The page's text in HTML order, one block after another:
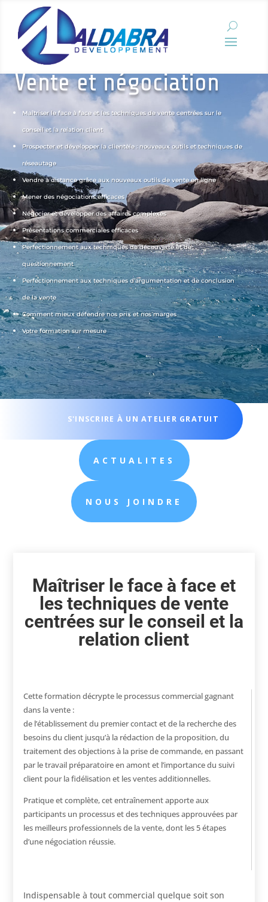
Vente et négociation
Maîtriser le face à face et les techniques de vente centrées sur le
conseil et la relation client
Prospecter et développer la clientèle : nouveaux outils et techniques de
réseautage
Vendre à distance grâce aux nouveaux outils de vente en ligne
Mener des négociations efficaces
Négocier et développer des affaires complexes
Présentations commerciales efficaces
Perfectionnement aux techniques de découverte et de
questionnement
Perfectionnement aux techniques d’argumentation et de conclusion
de la vente
Comment mieux défendre nos prix et nos marges
Votre formation sur mesure
S'INSCRIRE À UN ATELIER GRATUIT
ACTUALITES
NOUS JOINDRE
Maîtriser le face à face et
les techniques de vente
centrées sur le conseil et la
relation client
Cette formation décrypte le processus commercial gagnant
dans la vente :
de l’établissement du premier contact et de la recherche des
besoins du client jusqu’à la rédaction de la proposition, du
traitement des objections à la prise de commande, en passant
par le travail préparatoire en amont et l’importance du suivi
client pour la fidélisation et les ventes additionnelles.
Pratique et complète, cet entraînement apporte aux
participants un processus et des techniques approuvées par
les meilleurs professionnels de la vente, dont les 5 étapes
d’une négociation réussie.
Indispensable à tout commercial quelque soit son